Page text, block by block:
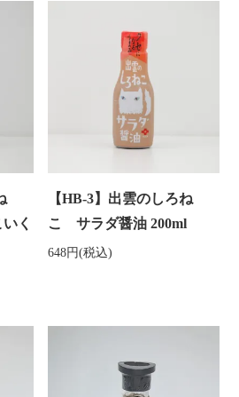
く
【HB-3】出雲のしろね
こ サラダ醤油 200ml
648円(税込)